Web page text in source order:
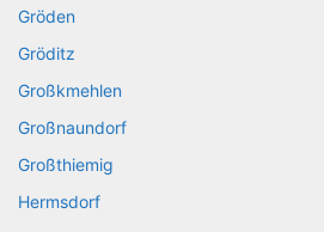
Gröden
Gröditz
Großkmehlen
Großnaundorf
Großthiemig
Hermsdorf